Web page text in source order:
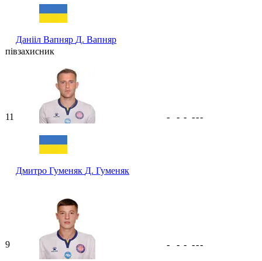
Данііл Вапняр Д. Вапняр
півзахисник
11
Дмитро Гуменяк Д. Гуменяк
- - - ---
9 - - - ---